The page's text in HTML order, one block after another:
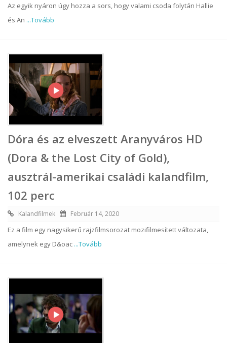
Az egyik nyáron úgy hozza a sors, hogy valami csoda folytán Hallie
és An ...Tovább
Dóra és az elveszett Aranyváros HD
(Dora & the Lost City of Gold),
ausztrál-amerikai családi kalandfilm,
102 perc
Kalandfilmek Február 14, 2020
Ez a film egy nagysikerű rajzfilmsorozat mozifilmesített változata,
amelynek egy D&oac ...Tovább